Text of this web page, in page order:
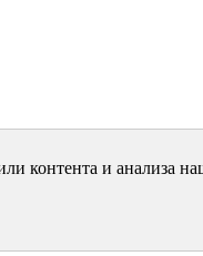
контента и анализа